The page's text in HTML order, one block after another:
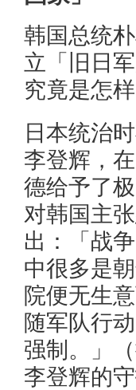
韩国总统
立「旧日
究竟是怎
日本统治
李登辉，
德给予了极
对韩国主
出：「战
中很多是
院便无生
随军队行
强制。」
李登辉的